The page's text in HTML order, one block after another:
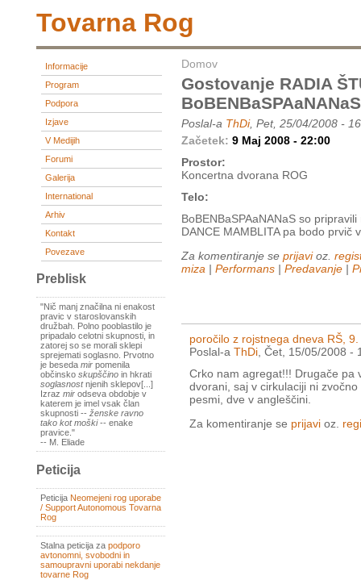
Tovarna Rog
Informacije
Program
Podpora
Izjave
V Medijih
Forumi
Galerija
International
Arhiv
Kontakt
Povezave
Preblisk
"Nič manj značilna ni enakost
pravic v staroslovanskih
družbah. Polno pooblastilo je
pripadalo celotni skupnosti, in
zatorej so se morali sklepi
sprejemati soglasno. Prvotno
je beseda mir pomenila
občinsko skupščino in hkrati
soglasnostnjenih sklepov[...]
Izraz mir odseva obdobje v
katerem je imel vsak član
skupnosti -- ženske ravno
tako kot moški-- enake
pravice."
-- M. Eliade
Peticija
Peticija Neomejeni rog uporabe
/ Support Autonomous Tovarna
Rog
Stalna peticija za podporo
avtonomni, svobodni in
samoupravni uporabi nekdanje
tovarne Rog
Domov
Gostovanje RADIA
Poslal-a ThDi, Pet, 25/04/2008 -
Začetek: 9 Maj 2008 - 22:00
Prostor:
Koncertna dvorana ROG
Telo:
BoBENBaSPAaNANaS so
DANCE MAMBLITA pa bodo prvič
Za komentiranje se prijavioz.
miza | Performans | Predavanje |
poročilo z rojstnega dneva RŠ,
Poslal-a ThDi, Čet, 15/05/2008 -
Crko nam agregat!!! Drugače pa
dvorani, saj v cirkulaciji ni
pesmi, dve v angleščini.
Za komentiranje se prijavi oz.